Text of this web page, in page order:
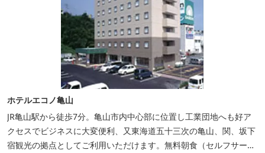
ホテルエコノ亀山
JR亀山駅から徒歩7分。亀山市内中心部に位置し工業団地へも好ア
クセスでビジネスに大変便利、又東海道五十三次の亀山、関、坂下
宿観光の拠点としてご利用いただけます。無料朝食（セルフサービ